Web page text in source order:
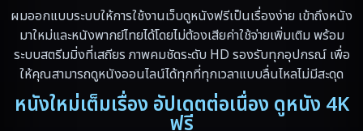
Dystopian (13)
Emotional (59)
ผมออกแบบระบบให้การใช้งานเว็บดูหนังฟรีเป็นเรื่องง่าย เข้าถึงหนัง
มาใหม่และหนังพากย์ไทยได้โดยไม่ต้องเสียค่าใช้จ่ายเพิ่มเติม พร้อม
ระบบสตรีมมิ่งที่เสถียร ภาพคมชัดระดับ HD รองรับทุกอุปกรณ์ เพื่อ
ให้คุณสามารถดูหนังออนไลน์ได้ทุกที่ทุกเวลาแบบลื่นไหลไม่มีสะดุด
หนังใหม่เต็มเรื่อง อัปเดตต่อเนื่อง ดูหนัง 4K
ฟรี